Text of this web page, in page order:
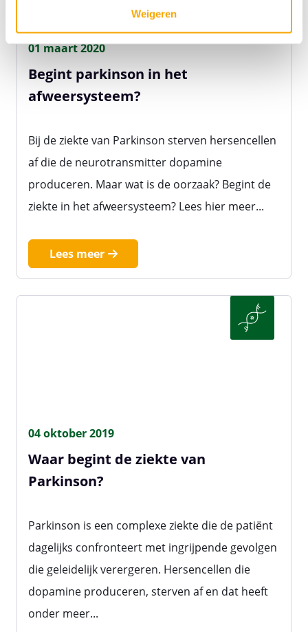
Weigeren
01 maart 2020
Begint parkinson in het
afweersysteem?
Bij de ziekte van Parkinson sterven hersencellen
af die de neurotransmitter dopamine
produceren. Maar wat is de oorzaak? Begint de
ziekte in het afweersysteem? Lees hier meer...
Lees meer
04 oktober 2019
Waar begint de ziekte van
Parkinson?
Parkinson is een complexe ziekte die de patiënt
dagelijks confronteert met ingrijpende gevolgen
die geleidelijk verergeren. Hersencellen die
dopamine produceren, sterven af en dat heeft
onder meer...